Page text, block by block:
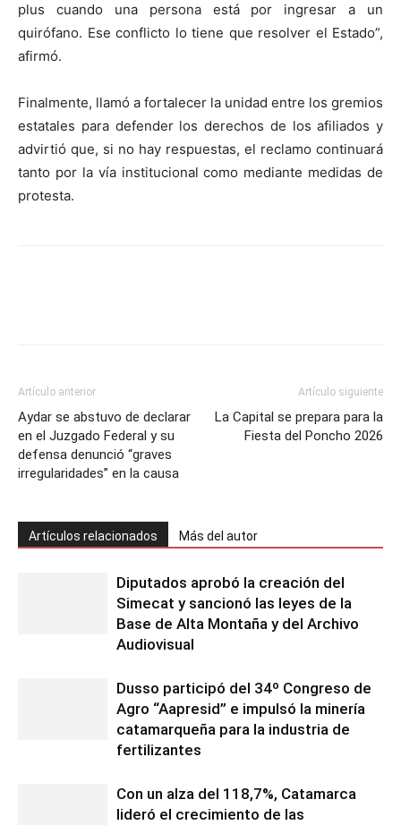
plus cuando una persona está por ingresar a un
quirófano. Ese conflicto lo tiene que resolver el Estado”,
afirmó.
Finalmente, llamó a fortalecer la unidad entre los gremios
estatales para defender los derechos de los afiliados y
advirtió que, si no hay respuestas, el reclamo continuará
tanto por la vía institucional como mediante medidas de
protesta.
Artículo anterior
Aydar se abstuvo de declarar
en el Juzgado Federal y su
defensa denunció “graves
irregularidades” en la causa
Artículo siguiente
La Capital se prepara para la
Fiesta del Poncho 2026
Artículos relacionados Más del autor
Diputados aprobó la creación del
Simecat y sancionó las leyes de la
Base de Alta Montaña y del Archivo
Audiovisual
Dusso participó del 34º Congreso de
Agro “Aapresid” e impulsó la minería
catamarqueña para la industria de
fertilizantes
Con un alza del 118,7%, Catamarca
lideró el crecimiento de las